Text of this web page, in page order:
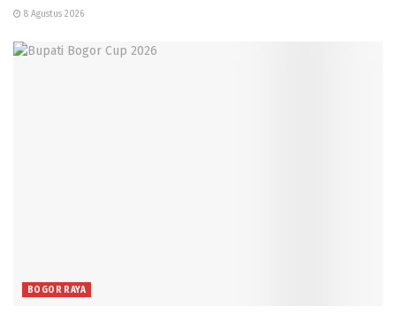
8 Agustus 2026
BOGOR RAYA